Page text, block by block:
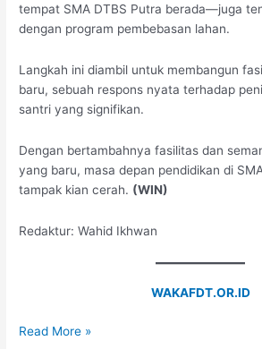
tempat SMA DTBS Putra berada—juga
dengan program pembebasan lahan.
Langkah ini diambil untuk membangun
baru, sebuah respons nyata terhadap
santri yang signifikan.
Dengan bertambahnya fasilitas dan
yang baru, masa depan pendidikan di
tampak kian cerah. (WIN)
Redaktur: Wahid Ikhwan
WAKAFDT.OR.ID
Read More »